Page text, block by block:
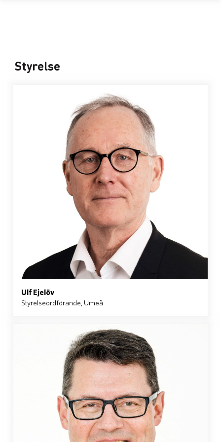
Styrelse
Ulf Ejelöv
Styrelseordförande, Umeå